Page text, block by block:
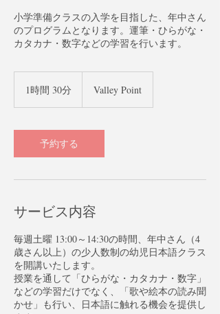
小学準備クラスの入学を目指した、年中さん
のプログラムとなります。運筆・ひらがな・
カタカナ・数字などの学習を行います。
1時間 30分
0
分
Valley Point
予約する
サービス内容
毎週土曜 13:00～14:30の時間、年中さん（4
歳さん以上）の少人数制の幼児日本語クラス
を開講いたします。
授業を通して「ひらがな・カタカナ・数字」
などの学習だけでなく、「歌や絵本の読み聞
かせ」も行い、日本語に触れる機会を提供し